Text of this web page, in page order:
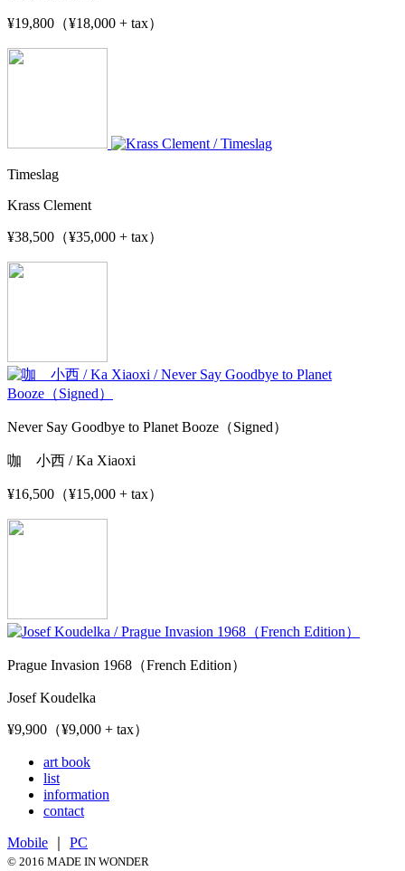
¥19,800（¥18,000 + tax）
Timeslag
Krass Clement
¥38,500（¥35,000 + tax）
Never Say Goodbye to Planet Booze（Signed）
咖 小西 / Ka Xiaoxi
¥16,500（¥15,000 + tax）
Prague Invasion 1968（French Edition）
Josef Koudelka
¥9,900（¥9,000 + tax）
art book
list
information
contact
Mobile PC
© 2016 MADE IN WONDER